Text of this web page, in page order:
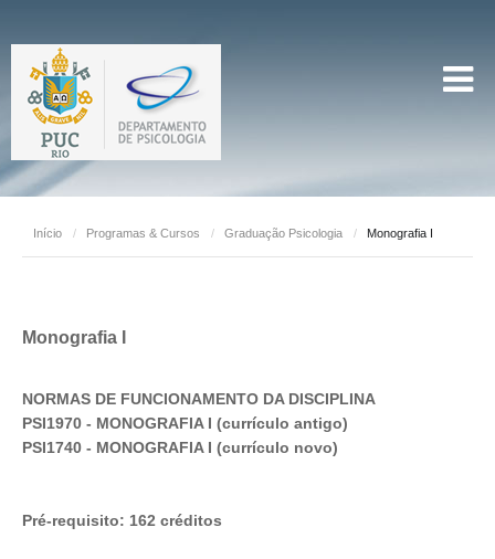
Início / Programas & Cursos / Graduação Psicologia / Monografia I
Monografia I
NORMAS DE FUNCIONAMENTO DA DISCIPLINA
PSI1970 - MONOGRAFIA I (currículo antigo)
PSI1740 - MONOGRAFIA I (currículo novo)
Pré-requisito: 162 créditos